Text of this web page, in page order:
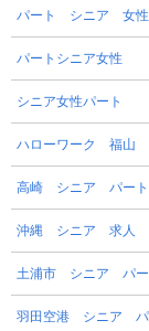
パート シニア 女性
パートシニア女性
シニア女性パート
ハローワーク 福山
高崎 シニア パー
沖縄 シニア 求人
土浦市 シニア パー
羽田空港 シニア パ